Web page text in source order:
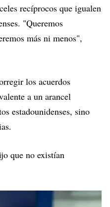
recíprocos que igualen
"Queremos
más ni menos",
los acuerdos
a un arancel
estadounidenses, sino
que no existían